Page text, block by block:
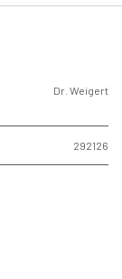
Dr. Weigert
292126